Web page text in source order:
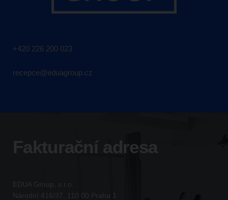
+420 226 200 023
recepce@eduagroup.cz
Fakturační adresa
EDUA Group, s.r.o.
Národní 416/37, 110 00 Praha 1